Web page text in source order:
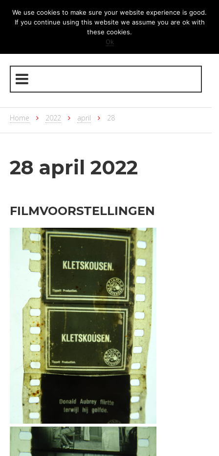
We use cookies to make sure your website experience is good.
If you continue using this website we assume you are ok with
these cookies.
Ok
Home 2022 april 28
28 april 2022
FILMVOORSTELLINGEN